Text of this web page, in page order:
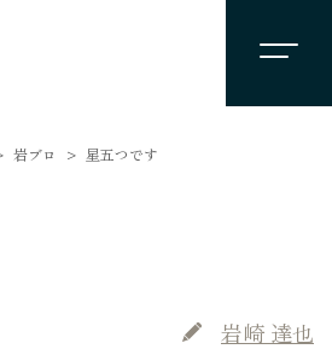
岩ブロ 星五つです
岩崎 達也